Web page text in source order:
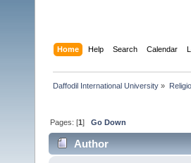
Home Help Search Calendar
Daffodil International University »
Pages: [1]Go Down
Author